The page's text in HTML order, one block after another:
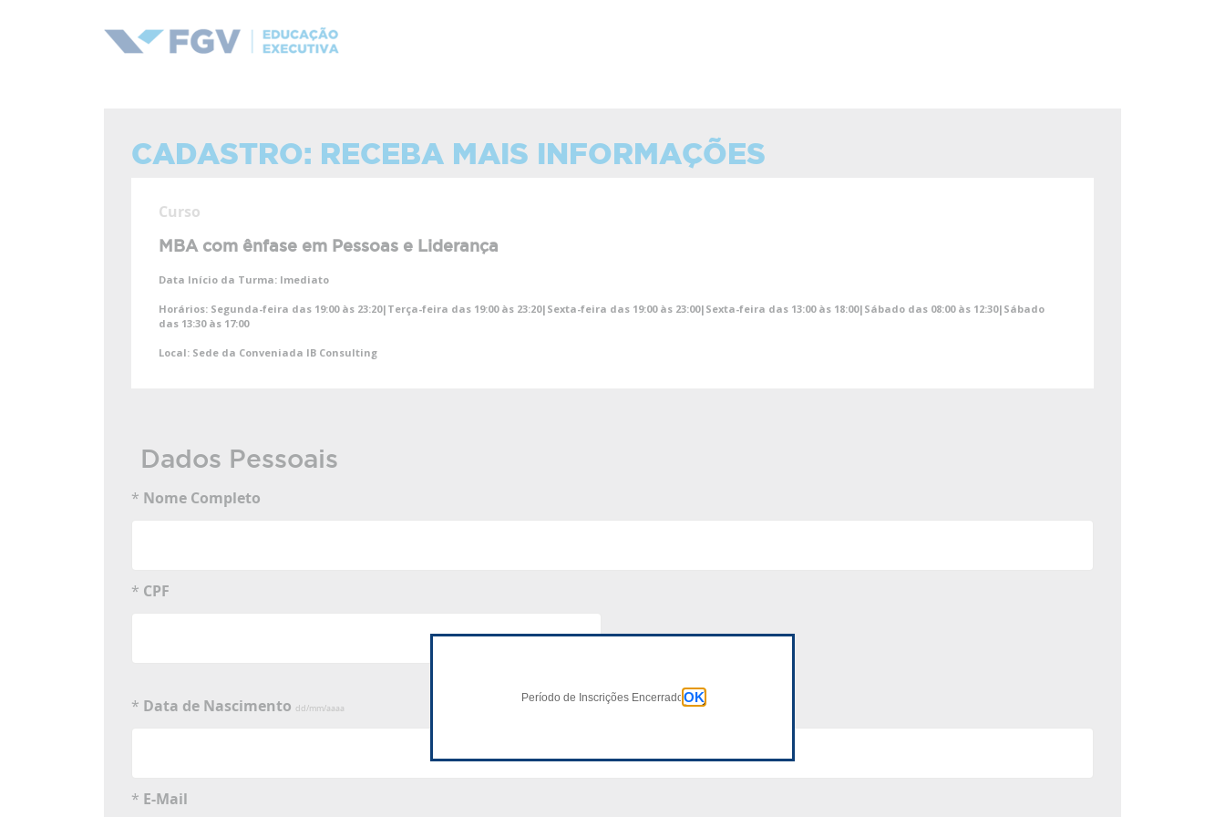
CADASTRO: RECEBA MAIS INFORMAÇÕES
Curso
MBA com ênfase em Pessoas e Liderança
Data Início da Turma: Imediato
Horários: Segunda-feira das 19:00 às 23:20|Terça-feira das 19:00 às 23:20|Sexta-feira das 19:00 às 23:00|Sexta-feira das 13:00 às 18:00|Sábado das 08:00 às 12:30|Sábado
das 13:30 às 17:00
Local: Sede da Conveniada IB Consulting
Dados Pessoais
* Nome Completo
* CPF
* Data de Nascimento dd/mm/aaaa
* E-Mail
Período de Inscrições Encerrado OK